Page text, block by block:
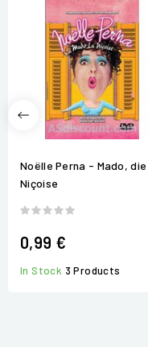
Noëlle Perna - Mado, die
Niçoise
0,99 €
In Stock 3 Products